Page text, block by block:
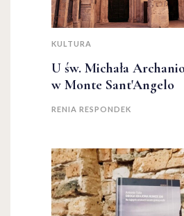
KULTURA
U św. Michała
w Monte Sant'Angelo
RENIA RESPONDEK